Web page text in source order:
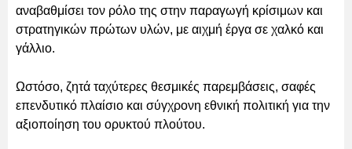
αναβαθμίσει τον ρόλο της στην παραγωγή κρίσιμων και
στρατηγικών πρώτων υλών, με αιχμή έργα σε χαλκό και
γάλλιο.
Ωστόσο, ζητά ταχύτερες θεσμικές παρεμβάσεις, σαφές
επενδυτικό πλαίσιο και σύγχρονη εθνική πολιτική για την
αξιοποίηση του ορυκτού πλούτου.